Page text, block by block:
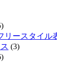
ースタイル
(3)